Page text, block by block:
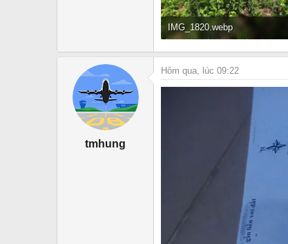
IMG_1820.webp
245.3 KB · Đọc: 27
tmhung
Hôm qua, lúc 09:22